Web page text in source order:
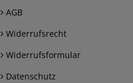
AGB
Widerrufsrecht
Widerrufsformular
Datenschutz